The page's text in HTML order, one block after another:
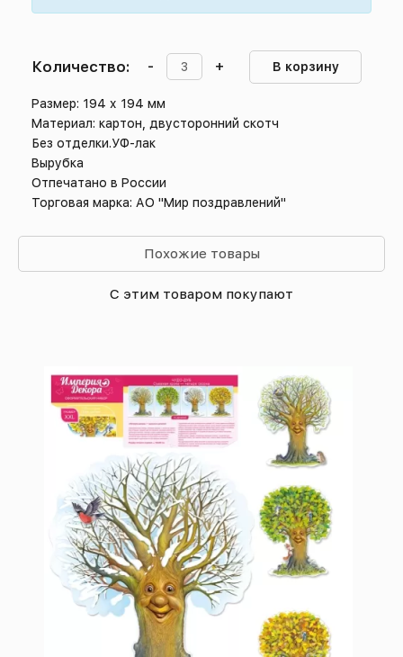
Количество: - + В корзину
Размер: 194 х 194 мм
Материал: картон, двусторонний скотч
Без отделки.УФ-лак
Вырубка
Отпечатано в России
Торговая марка: АО "Мир поздравлений"
Похожие товары
С этим товаром покупают